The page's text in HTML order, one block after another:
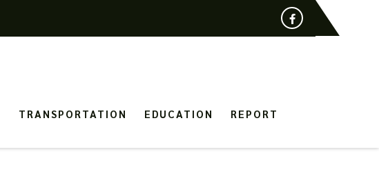
TRANSPORTATION EDUCATION REPORT